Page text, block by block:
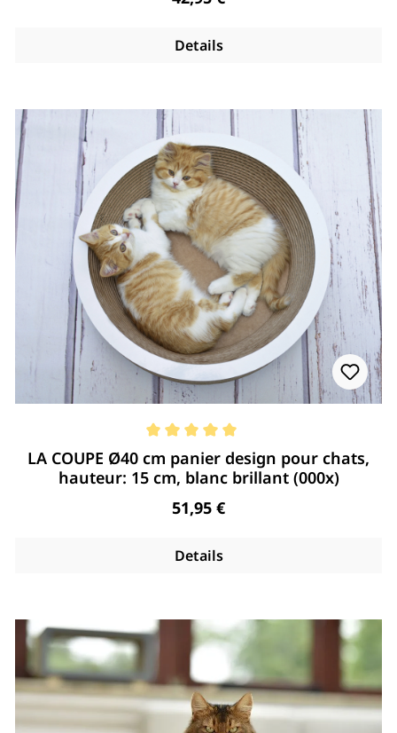
Details
Note moyenne de 5 de 5 étoiles
LA COUPE Ø40 cm panier design pour chats,
hauteur: 15 cm, blanc brillant (000x)
Regulärer Preis:
51,95 €
Details